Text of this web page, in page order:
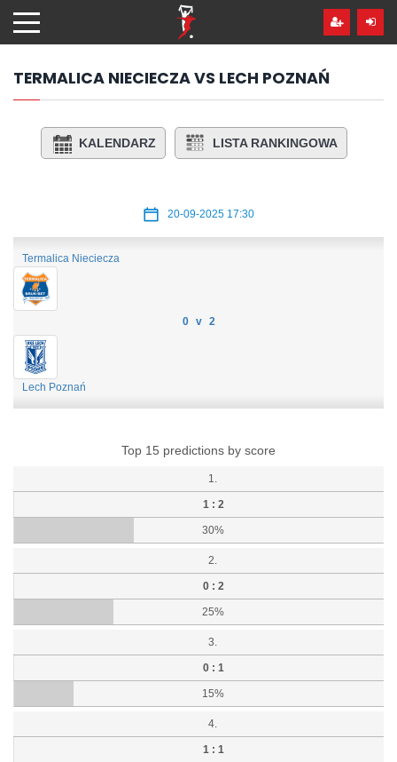
hdo
treści
TERMALICA NIECIECZA VS LECH POZNAŃ
KALENDARZ LISTA RANKINGOWA
20-09-2025 17:30
Termalica Nieciecza
0 v 2
Lech Poznań
Top 15 predictions by score
1.
1 : 2
30%
2.
0 : 2
25%
3.
0 : 1
15%
4.
1 : 1